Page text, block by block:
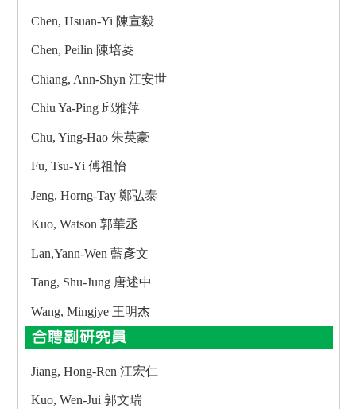
Chen, Hsuan-Yi 陳宣毅
Chen, Peilin 陳培菱
Chiang, Ann-Shyn 江安世
Chiu Ya-Ping 邱雅萍
Chu, Ying-Hao 朱英豪
Fu, Tsu-Yi 傅祖怡
Jeng, Horng-Tay 鄭弘泰
Kuo, Watson 郭華丞
Lan,Yann-Wen 藍彥文
Tang, Shu-Jung 唐述中
Wang, Mingjye 王明杰
合聘副研究員
Jiang, Hong-Ren 江宏仁
Kuo, Wen-Jui 郭文瑞